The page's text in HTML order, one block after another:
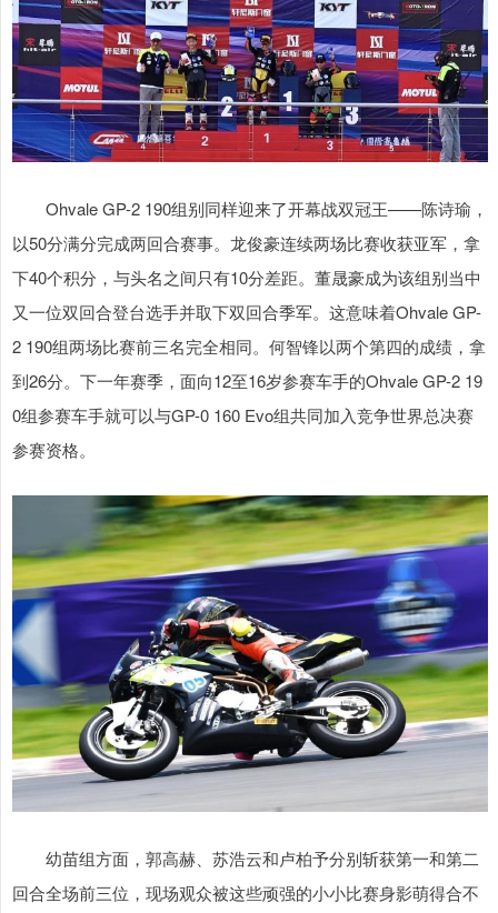
Ohvale GP-2 190组别同样迎来了开幕战双冠王——陈诗瑜，
以50分满分完成两回合赛事。龙俊豪连续两场比赛收获亚军，拿
下40个积分，与头名之间只有10分差距。董晟豪成为该组别当中
又一位双回合登台选手并取下双回合季军。这意味着Ohvale GP-
2 190组两场比赛前三名完全相同。何智锋以两个第四的成绩，拿
到26分。下一年赛季，面向12至16岁参赛车手的Ohvale GP-2 19
0组参赛车手就可以与GP-0 160 Evo组共同加入竞争世界总决赛
参赛资格。
幼苗组方面，郭高赫、苏浩云和卢柏予分别斩获第一和第二
回合全场前三位，现场观众被这些顽强的小小比赛身影萌得合不